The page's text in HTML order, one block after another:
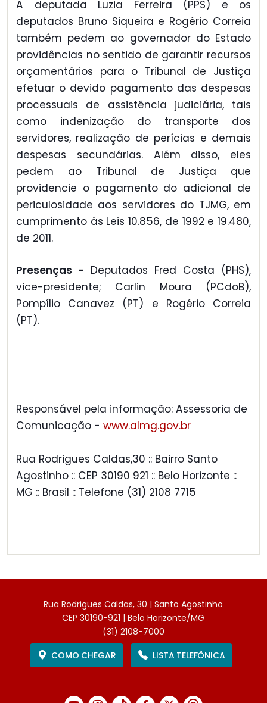
A deputada Luzia Ferreira (PPS) e os
deputados Bruno Siqueira e Rogério Correia
também pedem ao governador do Estado
providências no sentido de garantir recursos
orçamentários para o Tribunal de Justiça
efetuar o devido pagamento das despesas
processuais de assistência judiciária, tais
como indenização do transporte dos
servidores, realização de perícias e demais
despesas secundárias. Além disso, eles
pedem ao Tribunal de Justiça que
providencie o pagamento do adicional de
periculosidade aos servidores do TJMG, em
cumprimento às Leis 10.856, de 1992 e 19.480,
de 2011.
Presenças - Deputados Fred Costa (PHS),
vice-presidente; Carlin Moura (PCdoB),
Pompílio Canavez (PT) e Rogério Correia
(PT).
Responsável pela informação: Assessoria de
Comunicação - www.almg.gov.br
Rua Rodrigues Caldas,30 :: Bairro Santo
Agostinho :: CEP 30190 921 :: Belo Horizonte ::
MG :: Brasil :: Telefone (31) 2108 7715
Rua Rodrigues Caldas, 30 | Santo Agostinho
CEP 30190-921 | Belo Horizonte/MG
(31) 2108-7000
COMO CHEGAR
LISTA TELEFÔNICA